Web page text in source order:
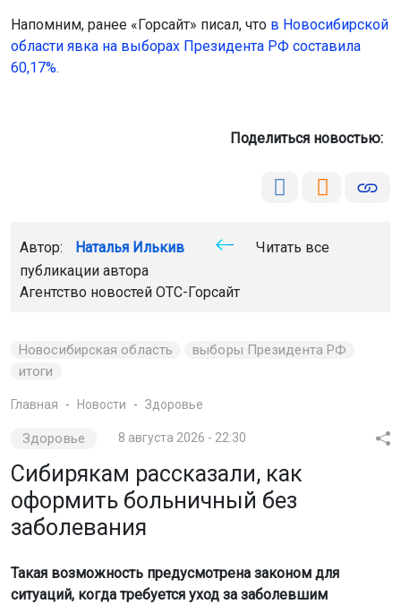
Напомним, ранее «Горсайт» писал, что в Новосибирской
области явка на выборах Президента РФ составила
60,17%.
Поделиться новостью:
Автор: Наталья Илькив
Читать все
публикации автора
Агентство новостей ОТС-Горсайт
Новосибирская область
выборы Президента РФ
итоги
Главная Новости Здоровье
Здоровье 8 августа 2026 - 22:30
Сибирякам рассказали, как
оформить больничный без
заболевания
Такая возможность предусмотрена законом для
ситуаций, когда требуется уход за заболевшим